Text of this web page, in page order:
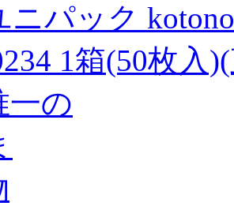
ニパック
1箱(50枚入
一の